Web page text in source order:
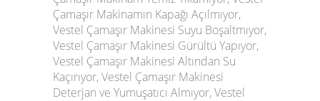
Çamaşır Makinamın Kapağı Açılmıyor,
Vestel Çamaşır Makinesi Suyu Boşaltmıyor,
Vestel Çamaşır Makinesi Gürültü Yapıyor,
Vestel Çamaşır Makinesi Altından Su
Kaçırıyor, Vestel Çamaşır Makinesi
Deterjan ve Yumuşatıcı Almıyor, Vestel